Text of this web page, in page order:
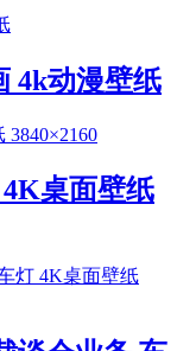
4k动漫壁纸
桌面壁纸